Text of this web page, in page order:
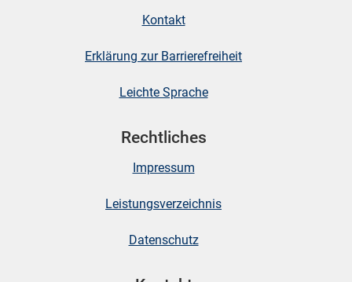
Kontakt
Erklärung zur Barrierefreiheit
Leichte Sprache
Rechtliches
Impressum
Leistungsverzeichnis
Datenschutz